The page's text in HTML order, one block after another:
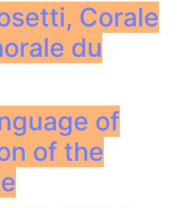
Corale
du
of
of the